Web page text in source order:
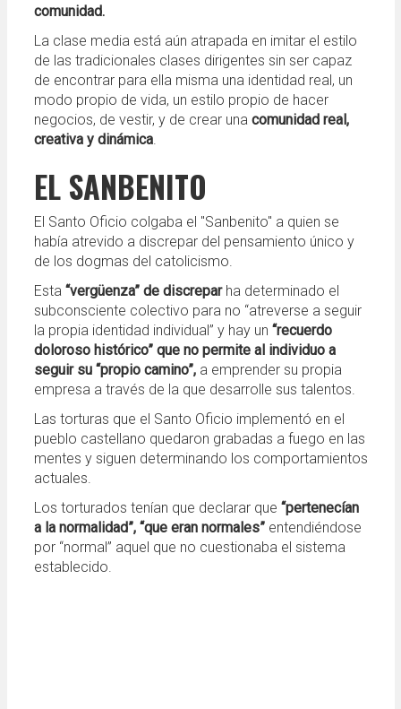
comunidad.
La clase media está aún atrapada en imitar el estilo
de las tradicionales clases dirigentes sin ser capaz
de encontrar para ella misma una identidad real, un
modo propio de vida, un estilo propio de hacer
negocios, de vestir, y de crear una comunidad real,
creativa y dinámica.
EL SANBENITO
El Santo Oficio colgaba el "Sanbenito" a quien se
había atrevido a discrepar del pensamiento único y
de los dogmas del catolicismo.
Esta “vergüenza” de discrepar ha determinado el
subconsciente colectivo para no “atreverse a seguir
la propia identidad individual” y hay un “recuerdo
doloroso histórico” que no permite al individuo a
seguir su “propio camino”, a emprender su propia
empresa a través de la que desarrolle sus talentos.
Las torturas que el Santo Oficio implementó en el
pueblo castellano quedaron grabadas a fuego en las
mentes y siguen determinando los comportamientos
actuales.
Los torturados tenían que declarar que “pertenecían
a la normalidad”, “que eran normales” entendiéndose
por “normal” aquel que no cuestionaba el sistema
establecido.